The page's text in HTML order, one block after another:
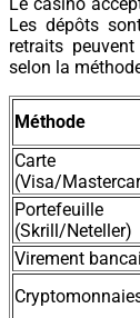
Le casino
Les dépôts
retraits
selon la
Méthode
Carte
(Visa/
Portefeuille
(Skrill/Neteller)
Virement